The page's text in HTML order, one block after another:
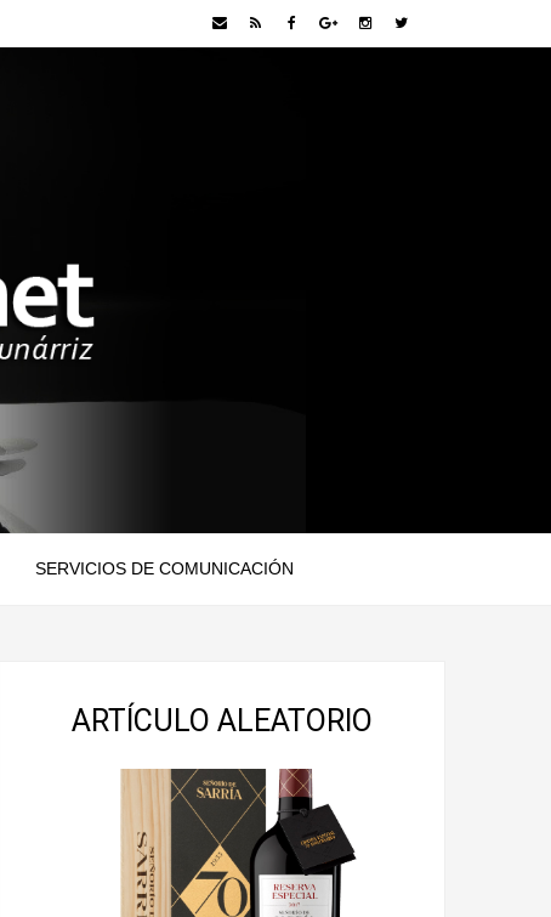
SERVICIOS DE COMUNICACIÓN
ARTÍCULO ALEATORIO